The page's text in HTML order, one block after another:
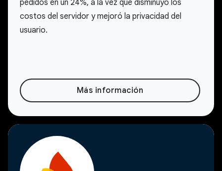
pedidos en un 24%, a la vez que disminuyó los
costos del servidor y mejoró la privacidad del
usuario.
Más información